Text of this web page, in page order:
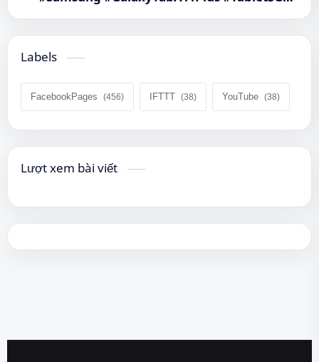
#QueenMobile #MayTinhBang #CongNghe
Labels
FacebookPages IFTTT YouTube
Lượt xem bài viết